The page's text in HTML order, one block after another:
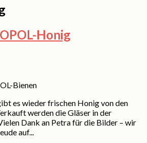
Honig
es wieder frischen Honig von den
werden die Gläser in der
Dank an Petra für die Bilder – wir
auf...